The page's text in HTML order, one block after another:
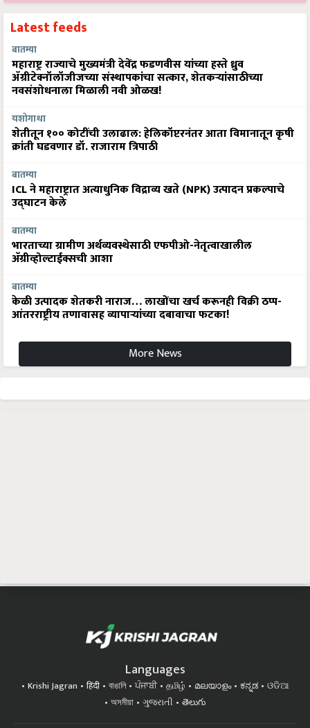
Latest feeds
बातम्या
महाराष्ट्र राज्याचे मुख्यमंत्री देवेंद्र फडणवीस यांच्या हस्ते ध्रुव
ॲग्रीटेक्नॉलॉजीजच्या संस्थापकांचा सत्कार, शेतकऱ्यांसाठीच्या
नवसंशोधनाला मिळाली नवी ओळख!
यशोगाथा
शेतीतून १०० कोटींची उलाढाल: हेलिकॉप्टरनंतर आता विमानातून कृषी
क्रांती घडवणार डॉ. राजाराम त्रिपाठी
बातम्या
ICL ने महाराष्ट्रात अत्याधुनिक विद्राव्य खते (NPK) उत्पादन प्रकल्पाचे
उद्घाटन केले
बातम्या
भारताच्या ग्रामीण अर्थव्यवस्थेसाठी एफपीओ-नेतृत्वाखालील
अ‍ॅग्रीव्होल्टाईक्सची आशा
बातम्या
केळी उत्पादक शेतकरी नाराज… लाखोंचा खर्च करूनही विक्री ठप्प-
आंतरराष्ट्रीय तणावासह व्यापाऱ्यांच्या दबावाचा फटका!
More News
Languages
Krishi Jagran हिंदी বাঙালি ਪੰਜਾਬੀ தமிழ் മലയാളം ಕನ್ನಡ
ଓଡିଆ
অসমীয়া
ગુજરાતી తెలుగు